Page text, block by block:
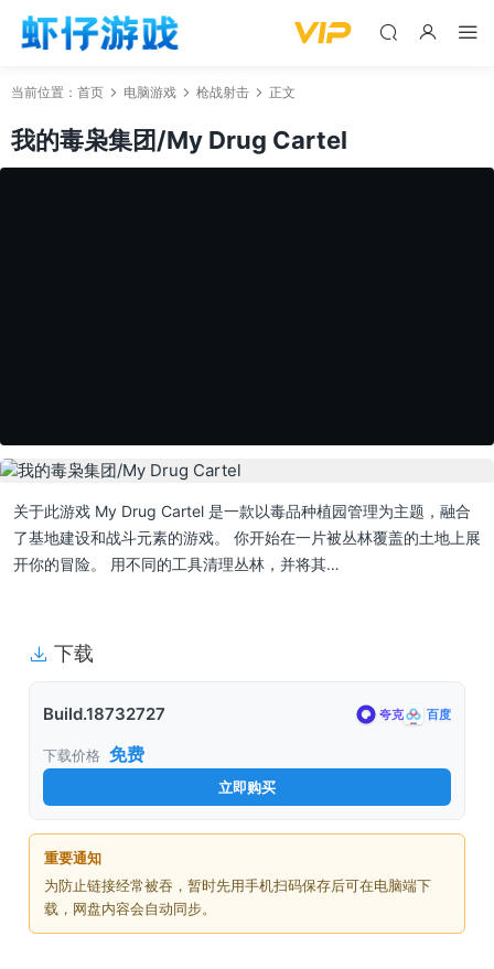
当前位置： 首页 电脑游戏 枪战射击 正文
我的毒枭集团/My Drug Cartel
关于此游戏 My Drug Cartel 是一款以毒品种植园管理为主题，融合
了基地建设和战斗元素的游戏。 你开始在一片被丛林覆盖的土地上展
开你的冒险。 用不同的工具清理丛林，并将其…
下载
Build.18732727 夸克 百度
下载价格 免费
立即购买
重要通知
为防止链接经常被吞，暂时先用手机扫码保存后可在电脑端下
载，网盘内容会自动同步。